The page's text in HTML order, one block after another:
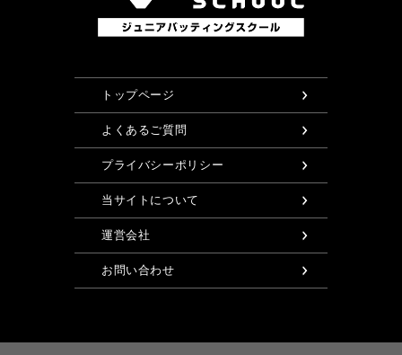
トップページ
よくあるご質問
プライバシーポリシー
当サイトについて
運営会社
お問い合わせ